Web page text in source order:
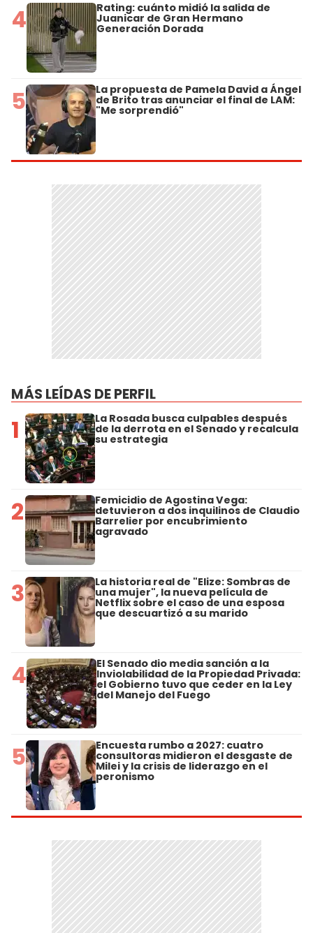
4 Rating: cuánto midió la salida de
Juanicar de Gran Hermano
Generación Dorada
5 La propuesta de Pamela David a Ángel
de Brito tras anunciar el final de LAM:
"Me sorprendió"
MÁS LEÍDAS DE PERFIL
1 La Rosada busca culpables después
de la derrota en el Senado y recalcula
su estrategia
2 Femicidio de Agostina Vega:
detuvieron a dos inquilinos de Claudio
Barrelier por encubrimiento
agravado
3 La historia real de "Elize: Sombras de
una mujer", la nueva película de
Netflix sobre el caso de una esposa
que descuartizó a su marido
4 El Senado dio media sanción a la
Inviolabilidad de la Propiedad Privada:
el Gobierno tuvo que ceder en la Ley
del Manejo del Fuego
5 Encuesta rumbo a 2027: cuatro
consultoras midieron el desgaste de
Milei y la crisis de liderazgo en el
peronismo